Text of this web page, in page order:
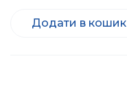
Додати в кошик